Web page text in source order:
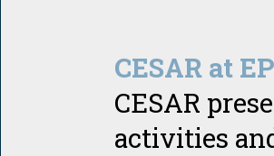
CESAR at
CESAR
activities